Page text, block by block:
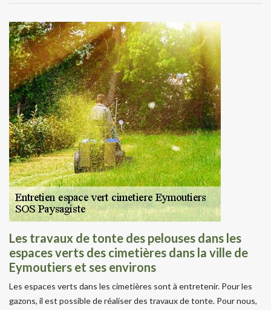
Les travaux de tonte des pelouses dans les
espaces verts des cimetières dans la ville de
Eymoutiers et ses environs
Les espaces verts dans les cimetières sont à entretenir. Pour les
gazons, il est possible de réaliser des travaux de tonte. Pour nous,